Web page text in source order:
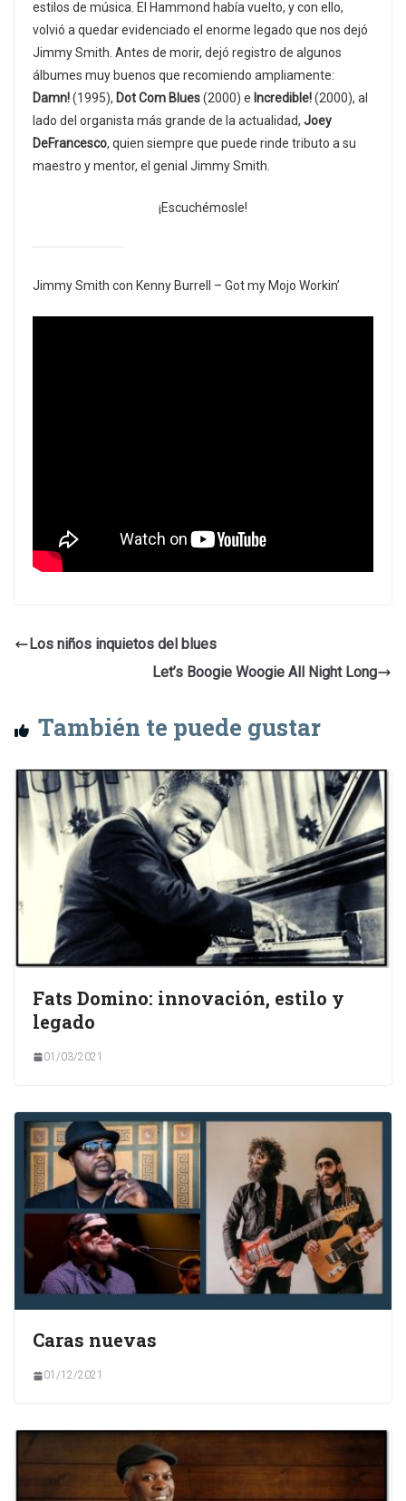
estilos de música. El Hammond había vuelto, y con ello,
volvió a quedar evidenciado el enorme legado que nos dejó
Jimmy Smith. Antes de morir, dejó registro de algunos
álbumes muy buenos que recomiendo ampliamente:
Damn!(1995), Dot Com Blues(2000) e Incredible!(2000), al
lado del organista más grande de la actualidad, Joey
DeFrancesco, quien siempre que puede rinde tributo a su
maestro y mentor, el genial Jimmy Smith.
¡Escuchémosle!
Jimmy Smith con Kenny Burrell – Got my Mojo Workin’
Los niños inquietos del blues
Let’s Boogie Woogie All Night Long
También te puede gustar
Fats Domino: innovación, estilo y
legado
01/03/2021
Caras nuevas
01/12/2021